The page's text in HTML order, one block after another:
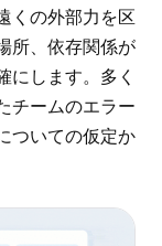
くの外部力を区
所、依存関係が
にします。多く
チームのエラー
ついての仮定か